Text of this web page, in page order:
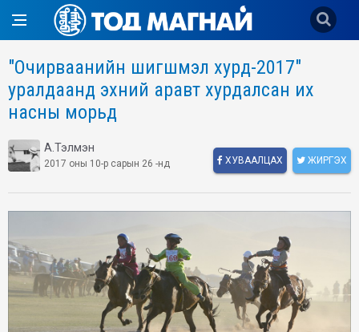
"Очирваанийн шигшмэл хурд-2017"
уралдаанд эхний аравт хурдалсан их
насны морьд
А.Тэлмэн
2017 оны 10-р сарын 26 -нд ХУВААЛЦАХ ЖИРГЭХ